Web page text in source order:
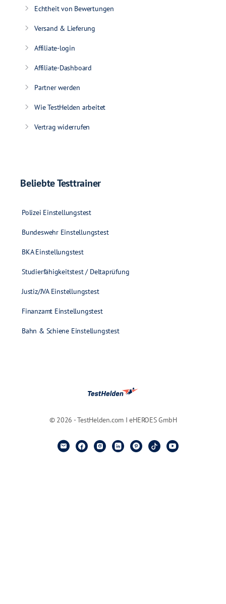
Echtheit von Bewertungen
Versand & Lieferung
Affiliate-login
Affiliate-Dashboard
Partner werden
Wie TestHelden arbeitet
Vertrag widerrufen
Beliebte Testtrainer
Polizei Einstellungstest
Bundeswehr Einstellungstest
BKA Einstellungstest
Studierfähigkeitstest / Deltaprüfung
Justiz/JVA Einstellungstest
Finanzamt Einstellungstest
Bahn & Schiene Einstellungstest
© 2026 - TestHelden.com I eHEROES GmbH